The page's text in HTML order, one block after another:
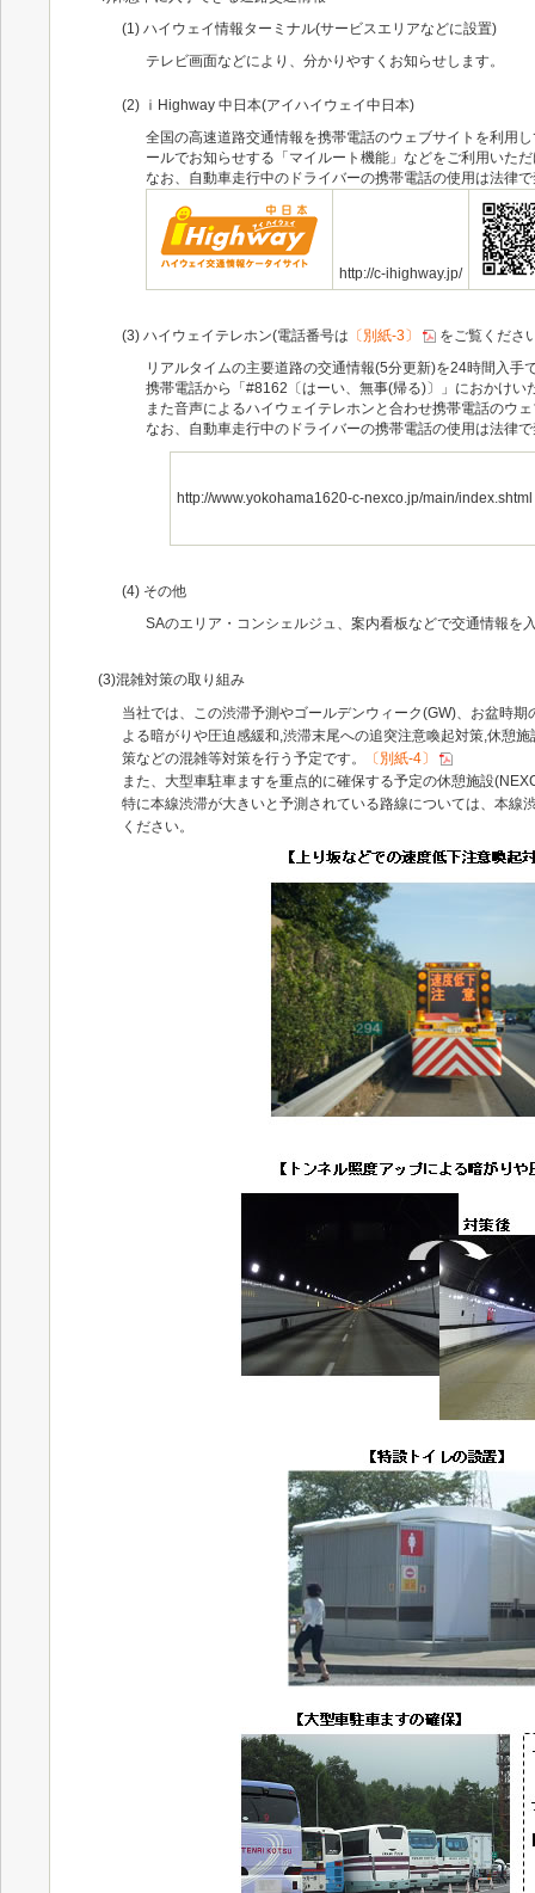
(1) ハイウェイ情報ターミナル(サービスエリアなどに設置)
テレビ画面などにより、分かりやすくお知らせします。
(2) ⅰHighway 中日本(アイハイウェイ中日本)
全国の高速道路交通情報を携帯電話のウェブサイトを利用
ールでお知らせする「マイルート機能」などをご利用いた
なお、自動車走行中のドライバーの携帯電話の使用は法律
http://c-ihighway.jp/
(3) ハイウェイテレホン(電話番号は 〔別紙-3〕
をご覧くださ
リアルタイムの主要道路の交通情報(5分更新)を24時間入手
携帯電話から「#8162〔はーい、無事(帰る)〕」におかけ
また音声によるハイウェイテレホンと合わせ携帯電話のウ
なお、自動車走行中のドライバーの携帯電話の使用は法律
http://www.yokohama1620-c-nexco.jp/main/index.shtml
(4) その他
SAのエリア・コンシェルジュ、案内看板などで交通情報を
(3)混雑対策の取り組み
当社では、この渋滞予測やゴールデンウィーク(GW)、お盆時
よる暗がりや圧迫感緩和,渋滞末尾への追突注意喚起対策,休憩
策などの混雑等対策を行う予定です。
〔別紙-4〕
また、大型車駐車ますを重点的に確保する予定の休憩施設
特に本線渋滞が大きいと予測されている路線については、本
ください。